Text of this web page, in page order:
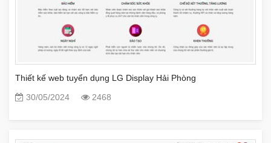
Thiết kế web tuyển dụng LG Display Hải Phòng
30/05/2024
2468